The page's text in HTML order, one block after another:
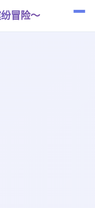
冒险～